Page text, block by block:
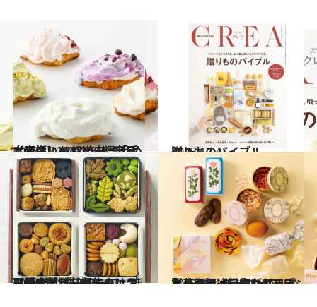
2023.12.22
【画像】47都道府県「手土産グルメ」2024 “東日本の旨いもの”を総まとめ
グルメ 2023.12.4
贈りものバイブル
グルメ
2023.12.17
可愛すぎる【名作クッキー缶9選】猫モチーフ、ほろほろスノーボール… プロが太鼓判を押すのはコレ
グルメ 2023.12.16
賢人御用達【喜ばれる手土産4選】美ビジュアルなお菓子に一目惚れアンティーク柄、繊細なバラ…
グルメ